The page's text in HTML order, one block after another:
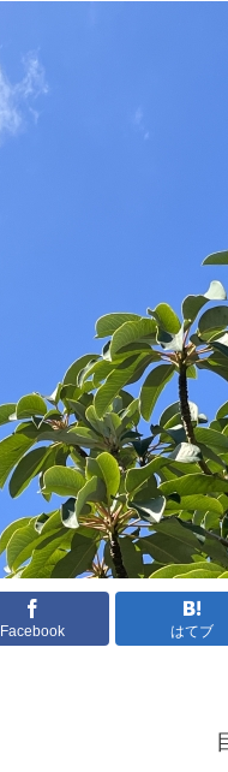
Facebook はてブ